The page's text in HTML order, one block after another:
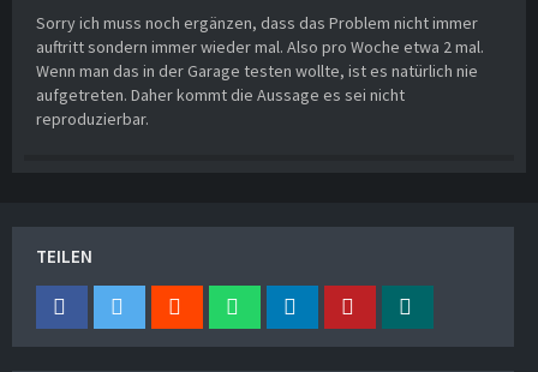
Sorry ich muss noch ergänzen, dass das Problem nicht immer
auftritt sondern immer wieder mal. Also pro Woche etwa 2 mal.
Wenn man das in der Garage testen wollte, ist es natürlich nie
aufgetreten. Daher kommt die Aussage es sei nicht
reproduzierbar.
TEILEN